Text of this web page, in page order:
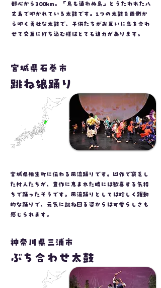
都心から300km。「鳥も通わぬ島」とうたわれた八
丈島で叩かれている太鼓です。1つの太鼓を両側か
ら叩く勇壮な太鼓で、子供たちがお互いに息を合わ
せて交互に打ち込む様はとても迫力があります。
宮城県石巻市
跳ね娘踊り
宮城県桃生町に伝わる風流踊りです。凶作で窮乏し
た村人たちが、豊作に恵まれた時には歓喜する気持
ちで踊ったそうです。風流踊りとしては珍しく躍動
的な踊りで、元気に跳ね回る姿からは可愛らしさも
感じられます。
神奈川県三浦市
ぶち合わせ太鼓